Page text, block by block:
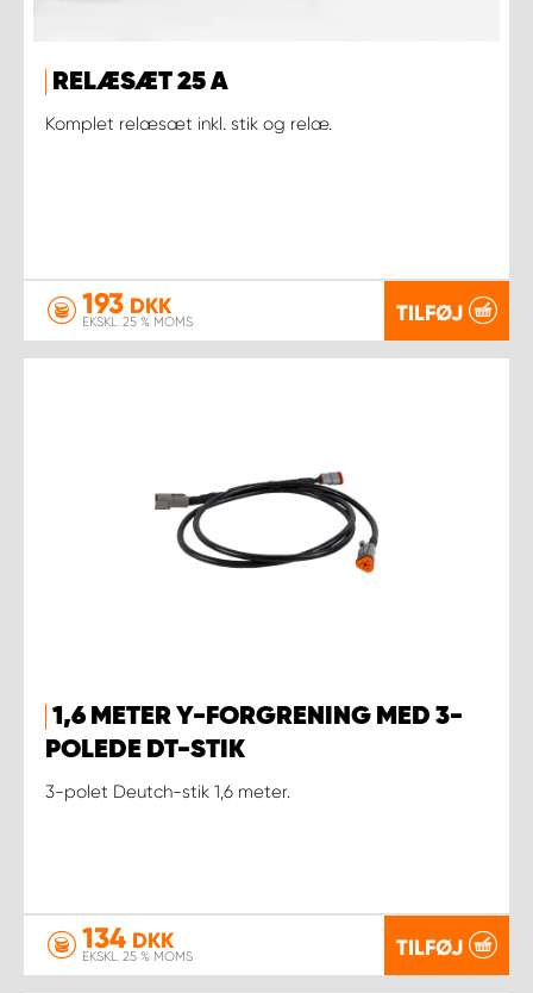
RELÆSÆT 25 A
Komplet relæsæt inkl. stik og relæ.
193 DKK
EKSKL. 25 % MOMS TILFØJ
1,6 METER Y-FORGRENING MED 3-
POLEDE DT-STIK
3-polet Deutch-stik 1,6 meter.
134 DKK
EKSKL. 25 % MOMS TILFØJ